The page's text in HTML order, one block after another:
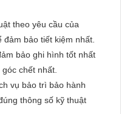
theo yêu cầu của
đảm bảo tiết kiệm nhất.
bảo ghi hình tốt nhất
chết nhất.
vụ bảo trì bảo hành
thông số kỹ thuật